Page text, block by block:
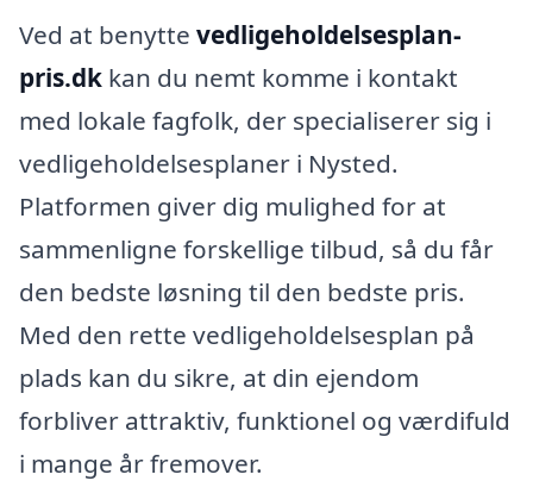
Ved at benytte vedligeholdelsesplan-
pris.dk kan du nemt komme i kontakt
med lokale fagfolk, der specialiserer sig i
vedligeholdelsesplaner i Nysted.
Platformen giver dig mulighed for at
sammenligne forskellige tilbud, så du får
den bedste løsning til den bedste pris.
Med den rette vedligeholdelsesplan på
plads kan du sikre, at din ejendom
forbliver attraktiv, funktionel og værdifuld
i mange år fremover.